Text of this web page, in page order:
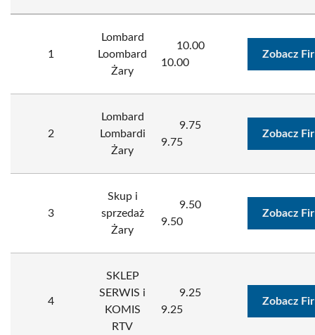
1
Lombard
Loombard
Żary
10.00
10.00
Zobacz
2
Lombard
Lombardi
Żary
9.75
9.75
Zobacz
3
Skup i
sprzedaż
Żary
9.50
9.50
Zobacz
4
SKLEP
SERWIS i
KOMIS
RTV
9.25
9.25
Zobacz